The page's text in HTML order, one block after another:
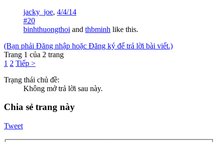
jacky_joe, 4/4/14
#20
binhthuongthoi and thbminh like this.
(Bạn phải Đăng nhập hoặc Đăng ký để trả lời bài viết.)
Trang 1 của 2 trang
1 2 Tiếp >
Trạng thái chủ đề:
Không mở trả lời sau này.
Chia sẻ trang này
Tweet